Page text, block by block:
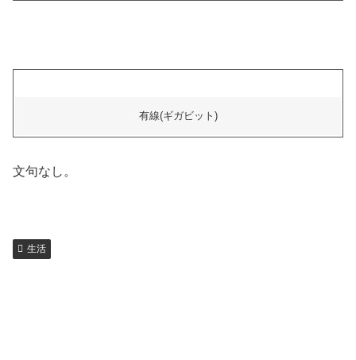
有線(ギガビット)
文句なし。
生活